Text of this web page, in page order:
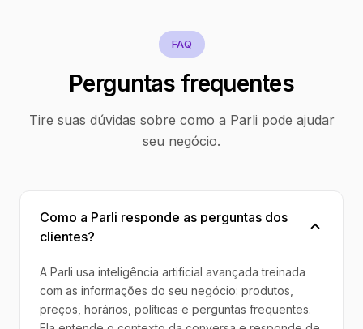
FAQ
Perguntas frequentes
Tire suas dúvidas sobre como a Parli pode ajudar
seu negócio.
Como a Parli responde as perguntas dos
clientes?
A Parli usa inteligência artificial avançada treinada
com as informações do seu negócio: produtos,
preços, horários, políticas e perguntas frequentes.